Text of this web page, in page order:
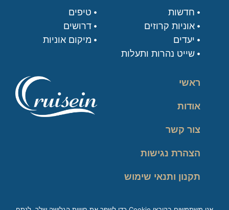
ראשי
אודות
צור קשר
הצהרת נגישות
תקנון ותנאי שימוש
טיפים
דרושים
מיקום אוניות
חדשות
אוניות קרוזים
יעדים
שייט נהרות ותעלות